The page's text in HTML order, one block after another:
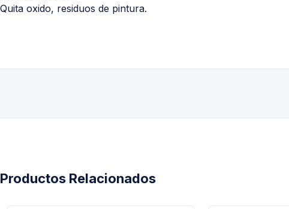
Quita oxido, residuos de pintura.
Productos Relacionados